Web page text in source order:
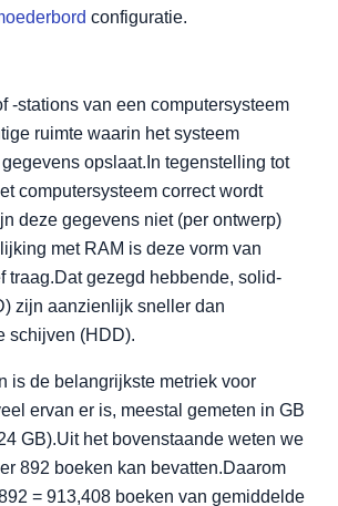
configuratie.
-stations van een computersysteem
ruimte waarin het systeem
opslaat.In tegenstelling tot
computersysteem correct wordt
deze gegevens niet (per ontwerp)
met RAM is deze vorm van
traag.Dat gezegd hebbende, solid-
zijn aanzienlijk sneller dan
schijven (HDD).
is de belangrijkste metriek voor
ervan er is, meestal gemeten in GB
GB).Uit het bovenstaande weten we
892 boeken kan bevatten.Daarom
= 913,408 boeken van gemiddelde